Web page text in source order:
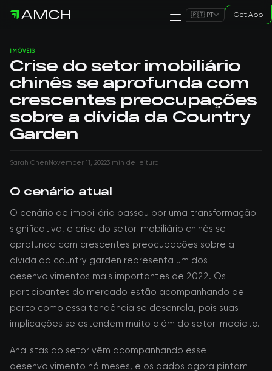
🇵🇹 PT Get App
IMÓVEIS
Crise do setor imobiliário
chinês se aprofunda com
crescentes preocupações
sobre a dívida da Country
Garden
Sarah ChenNovember 11, 20223 min de leitura
O cenário atual
O cenário de imobiliário passou por uma transformação
significativa, e crise do setor imobiliário chinês se
aprofunda com crescentes preocupações sobre a
dívida da country garden representa um dos
desenvolvimentos mais importantes de 2022. Os
participantes do mercado estão acompanhando de
perto como essa tendência se desenrola, pois suas
implicações se estendem muito além do setor imediato.
Analistas do setor vêm acompanhando esse
desenvolvimento há meses, e os dados agora pintam